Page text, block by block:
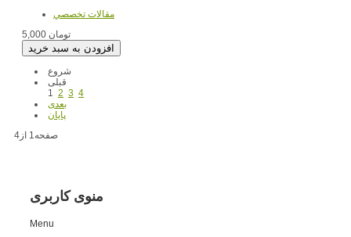
مقالات تخصصي
5,000 تومان
شروع
قبلی
1 2 3 4
بعدی
پایان
صفحه1 از4
منوی کاربری
Menu